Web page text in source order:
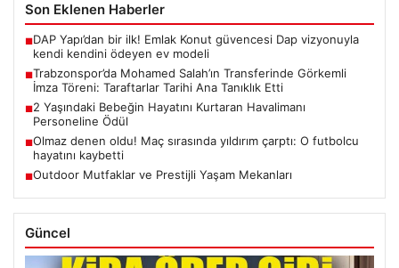
Son Eklenen Haberler
■DAP Yapı’dan bir ilk! Emlak Konut güvencesi Dap vizyonuyla
kendi kendini ödeyen ev modeli
■Trabzonspor’da Mohamed Salah’ın Transferinde Görkemli
İmza Töreni: Taraftarlar Tarihi Ana Tanıklık Etti
■2 Yaşındaki Bebeğin Hayatını Kurtaran Havalimanı
Personeline Ödül
■Olmaz denen oldu! Maç sırasında yıldırım çarptı: O futbolcu
hayatını kaybetti
■Outdoor Mutfaklar ve Prestijli Yaşam Mekanları
Güncel